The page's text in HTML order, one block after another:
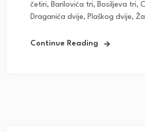
četiri, Barilovića tri, Bosiljeva tri,
Draganića dvije, Plaškog dvije,
Continue Reading